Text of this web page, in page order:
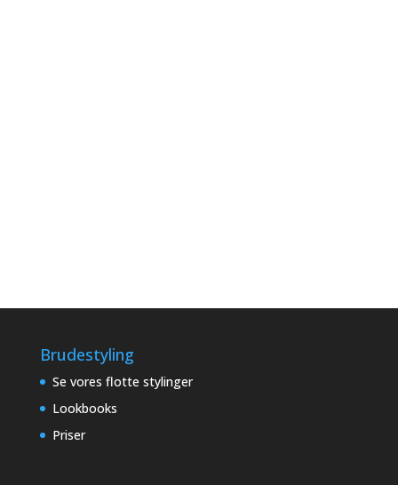
Brudestyling
Se vores flotte stylinger
Lookbooks
Priser